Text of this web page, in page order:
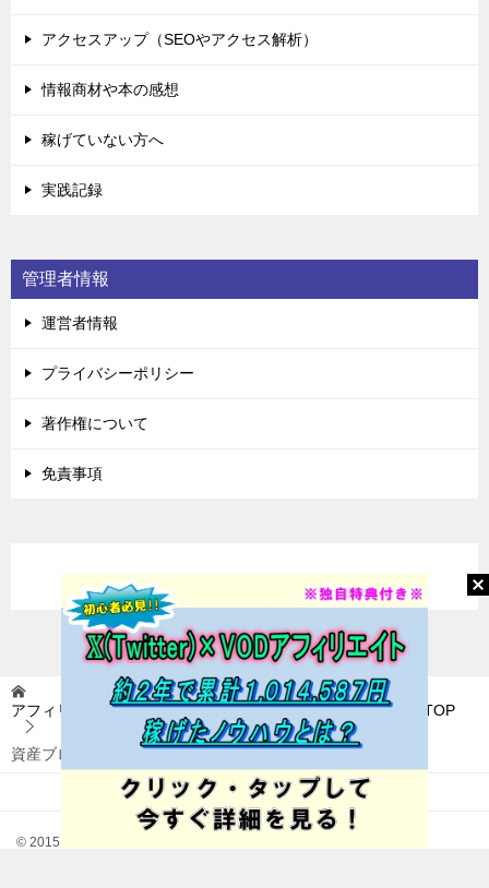
アクセスアップ（SEOやアクセス解析）
情報商材や本の感想
稼げていない方へ
実践記録
管理者情報
運営者情報
プライバシーポリシー
著作権について
免責事項
アフィリエイトに挑戦(アフィ挑) 〜稼いで自由を目指す〜 TOP
資産ブログ構築プロジェクト
© 2015 アフィリエイトに挑戦(アフィ挑) 〜稼いで自由を目指す〜